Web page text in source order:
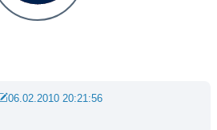
06.02.2010 20:21:56